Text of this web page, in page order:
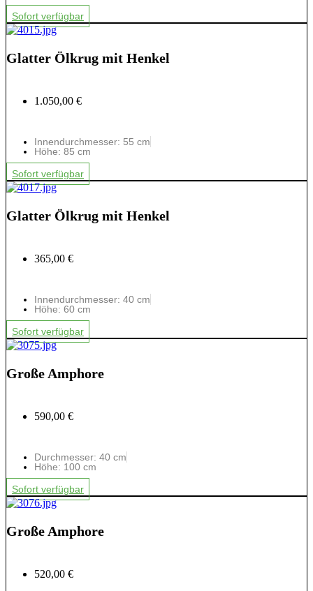
Sofort verfügbar
Glatter Ölkrug mit Henkel
1.050,00 €
Innendurchmesser: 55 cm
Höhe: 85 cm
Sofort verfügbar
Glatter Ölkrug mit Henkel
365,00 €
Innendurchmesser: 40 cm
Höhe: 60 cm
Sofort verfügbar
Große Amphore
590,00 €
Durchmesser: 40 cm
Höhe: 100 cm
Sofort verfügbar
Große Amphore
520,00 €